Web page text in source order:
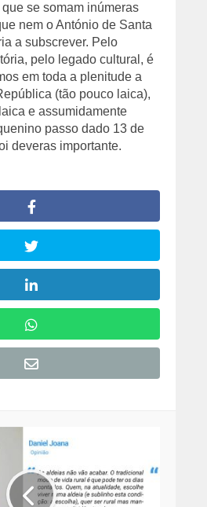
se somam inúmeras
nem o António de Santa
a subscrever. Pelo
pelo legado cultural, é
em toda a plenitude a
(tão pouco laica),
e assumidamente
passo dado 13 de
deveras importante.